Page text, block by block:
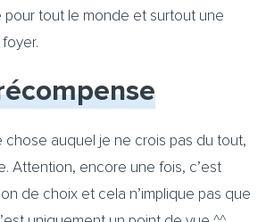
pour tout le monde et surtout une
chose auquel je ne crois pas du tout,
Attention, encore une fois, c’est
de choix et cela n’implique pas que